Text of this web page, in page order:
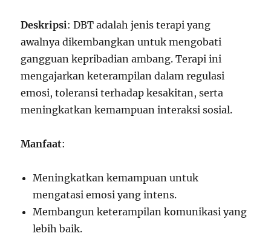
Deskripsi: DBT adalah jenis terapi yang
awalnya dikembangkan untuk mengobati
gangguan kepribadian ambang. Terapi ini
mengajarkan keterampilan dalam regulasi
emosi, toleransi terhadap kesakitan, serta
meningkatkan kemampuan interaksi sosial.
Manfaat:
Meningkatkan kemampuan untuk
mengatasi emosi yang intens.
Membangun keterampilan komunikasi yang
lebih baik.